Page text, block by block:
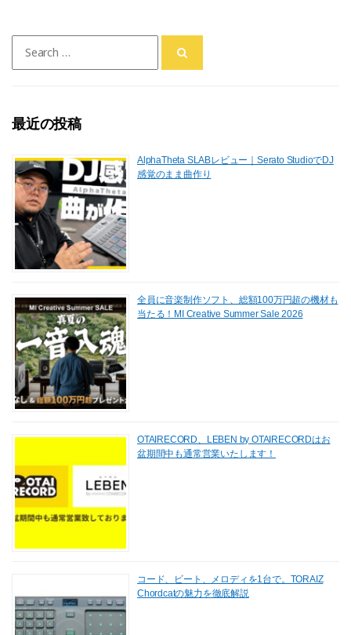
for:
最近の投稿
AlphaTheta SLABレビュー｜Serato StudioでDJ
感覚のまま曲作り
全員に音楽制作ソフト、総額100万円超の機材も
当たる！MI Creative Summer Sale 2026
OTAIRECORD、LEBEN by OTAIRECORDはお
盆期間中も通常営業いたします！
コード、ビート、メロディを1台で。TORAIZ
Chordcatの魅力を徹底解説